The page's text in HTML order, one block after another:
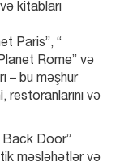
kitabları
Paris”,
Rome” və
– bu məşhur
restoranlarını və
Back Door”
məsləhətlər və